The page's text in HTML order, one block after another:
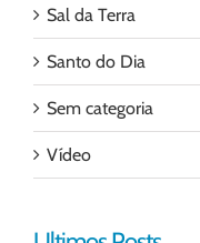
Sal da Terra
Santo do Dia
Sem categoria
Vídeo